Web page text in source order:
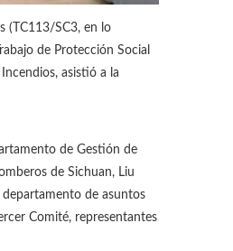
(TC113/SC3, en lo
de Protección Social
asistió a la
de Gestión de
de Sichuan, Liu
de asuntos
Comité, representantes